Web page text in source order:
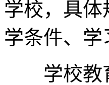
学校，具
学条件、
学校教育